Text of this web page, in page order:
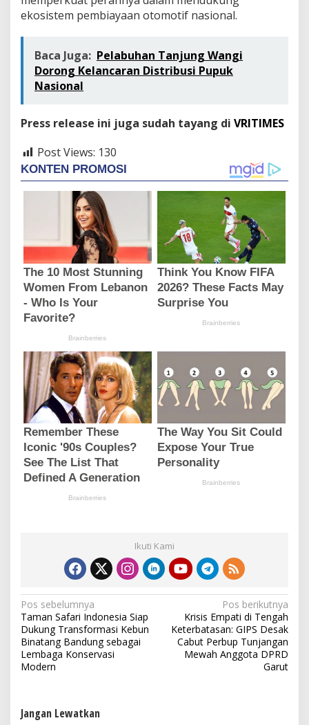
ekosistem pembiayaan otomotif nasional.
Baca Juga: Pelabuhan Tanjung Wangi
Dorong Kelancaran Distribusi Pupuk
Nasional
Press release ini juga sudah tayang di VRITIMES
Post Views: 130
Ikuti Kami
N
a
v
i
a
Pos sebelumnya
Taman Safari Indonesia Siap
Dukung Transformasi Kebun
Binatang Bandung sebagai
Lembaga Konservasi
Modern
Pos berikutnya
Krisis Empati di Tengah
Keterbatasan: GIPS Desak
Cabut Perbup Tunjangan
Mewah Anggota DPRD
Garut
Jangan Lewatkan